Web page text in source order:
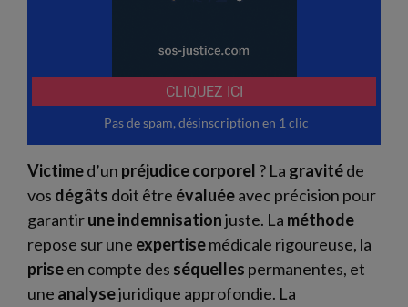
Victimed’un préjudicecorporel ? La gravitéde
vos dégâts doit être évaluéeavec précision pour
garantirune indemnisationjuste. La méthode
repose sur une expertisemédicale rigoureuse, la
priseen compte des séquelles permanentes, et
une analysejuridique approfondie. La